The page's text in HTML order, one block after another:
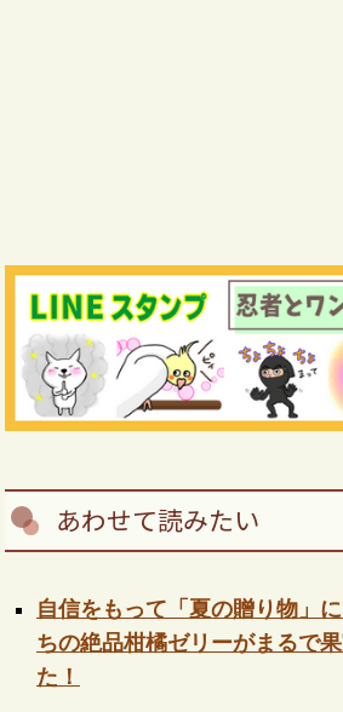
あわせて読みたい
自信をもって「夏の贈り物」
ちの絶品柑橘ゼリーがまるで
た！